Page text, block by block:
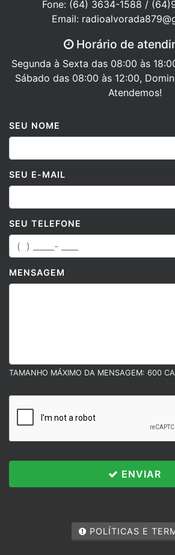
Email:
Segunda à Sexta das 08:00 às
Sábado das 08:00 às 12:00,
Atendemos!
TAMANHO MÁXIMO DA MENSAGEM: 600
ENVIAR
POLÍTICAS E
Políticas e Termos
você concorda com nossa Política